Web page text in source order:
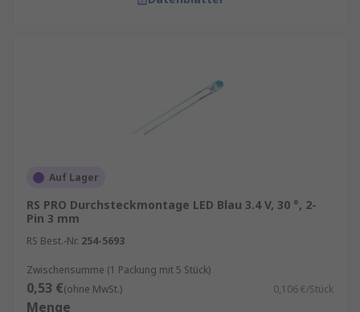
Auf Lager
RS PRO Durchsteckmontage LED Blau 3.4 V, 30 °, 2-
Pin 3 mm
RS Best.-Nr. 254-5693
Zwischensumme (1 Packung mit 5 Stück)
0,53 €(ohne MwSt.) 0,106 €/Stück
Menge